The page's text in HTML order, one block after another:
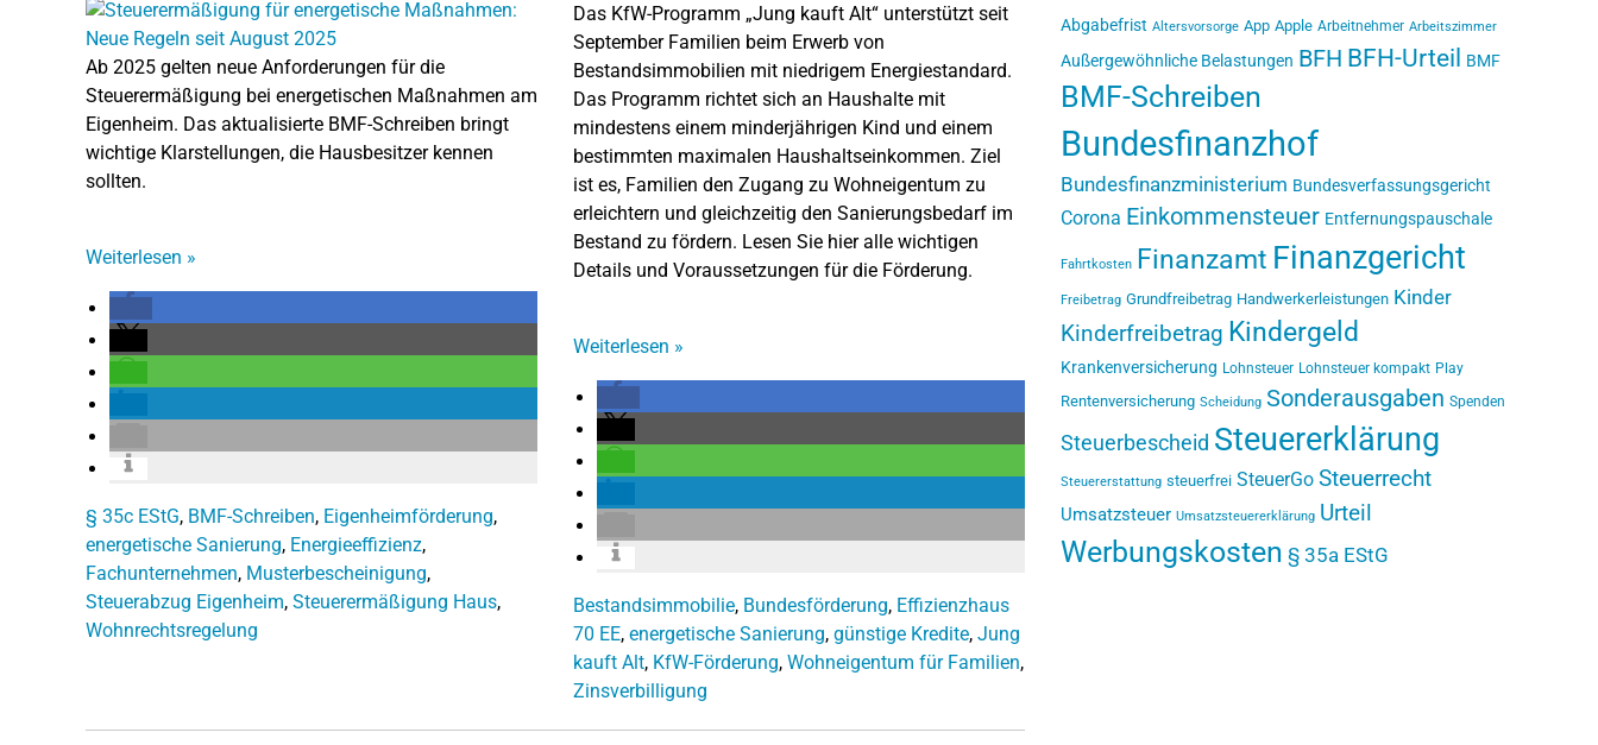
Ab 2025 gelten neue Anforderungen für die
Steuerermäßigung bei energetischen Maßnahmen am
Eigenheim. Das aktualisierte BMF-Schreiben bringt
wichtige Klarstellungen, die Hausbesitzer kennen
sollten.
Weiterlesen »
§ 35c EStG, BMF-Schreiben, Eigenheimförderung,
energetische Sanierung, Energieeffizienz,
Fachunternehmen, Musterbescheinigung,
Steuerabzug Eigenheim, Steuerermäßigung Haus,
Wohnrechtsregelung
Das KfW-Programm „Jung kauft Alt“ unterstützt seit
September Familien beim Erwerb von
Bestandsimmobilien mit niedrigem Energiestandard.
Das Programm richtet sich an Haushalte mit
mindestens einem minderjährigen Kind und einem
bestimmten maximalen Haushaltseinkommen. Ziel
ist es, Familien den Zugang zu Wohneigentum zu
erleichtern und gleichzeitig den Sanierungsbedarf im
Bestand zu fördern. Lesen Sie hier alle wichtigen
Details und Voraussetzungen für die Förderung.
Weiterlesen »
Bestandsimmobilie, Bundesförderung, Effizienzhaus
70 EE, energetische Sanierung, günstige Kredite, Jung
kauft Alt, KfW-Förderung, Wohneigentum für Familien,
Zinsverbilligung
Abgabefrist Altersvorsorge App Apple Arbeitnehmer Arbeitszimmer
Außergewöhnliche Belastungen BFH BFH-Urteil BMF
BMF-Schreiben
Bundesfinanzhof
Bundesfinanzministerium Bundesverfassungsgericht
Corona Einkommensteuer Entfernungspauschale
Fahrtkosten Finanzamt Finanzgericht
Freibetrag Grundfreibetrag Handwerkerleistungen Kinder
Kinderfreibetrag Kindergeld
Krankenversicherung Lohnsteuer Lohnsteuer kompakt Play
Rentenversicherung Scheidung Sonderausgaben Spenden
Steuerbescheid Steuererklärung
Steuererstattung steuerfrei SteuerGo Steuerrecht
Umsatzsteuer Umsatzsteuererklärung Urteil
Werbungskosten § 35a EStG